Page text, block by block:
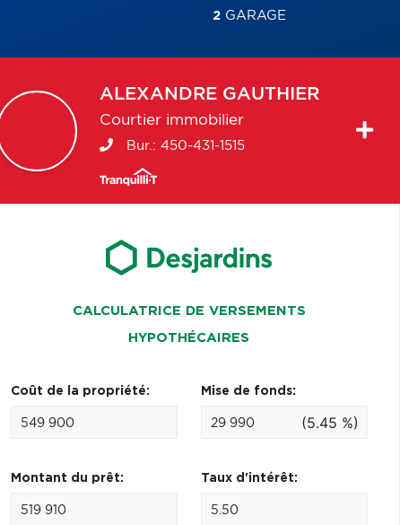
2 GARAGE
ALEXANDRE GAUTHIER
Courtier immobilier
Bur.: 450-431-1515
CALCULATRICE DE VERSEMENTS
HYPOTHÉCAIRES
Coût de la propriété: Mise de fonds:
(5.45 %)
Montant du prêt: Taux d'intérêt: